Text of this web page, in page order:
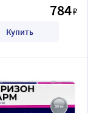
784₽
Купить